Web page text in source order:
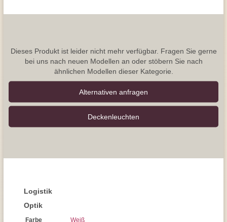
Dieses Produkt ist leider nicht mehr verfügbar. Fragen Sie gerne
bei uns nach neuen Modellen an oder stöbern Sie nach
ähnlichen Modellen dieser Kategorie.
Alternativen anfragen
Decken­leuchten
Logistik
Optik
Farbe Weiß